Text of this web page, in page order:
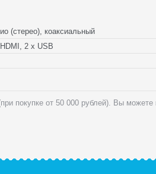
(стерео), коаксиальный
2 x USB
покупке от 50 000 рублей). Вы